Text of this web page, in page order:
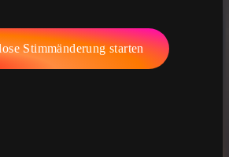
Stimmänderung starten